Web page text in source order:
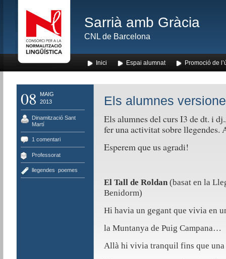
Sarrià amb Gràcia
CNL de Barcelona
Inici Espai alumnat Promoció de
08
MAIG
2013
Dinamització Sant
Martí
1 comentari
Professorat
llegendes poemes
Els alumnes
Els alumnes del curs I3 de dt. i
fer una activitat sobre llegendes.
Esperem que us agradi!
El Tall de Roldan (basat en la
Benidorm)
Hi havia un gegant que vivia en
la Muntanya de Puig Campana…
Allà hi vivia tranquil fins que una